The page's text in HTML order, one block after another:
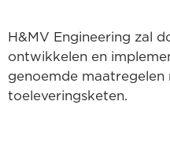
H&MV Engineering zal
ontwikkelen en
genoemde
toeleveringsketen.